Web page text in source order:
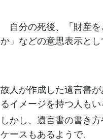
自分の死後、「財産
か」などの意思表示と
故人が作成した遺言書
るイメージを持つ人もい
しかし、遺言書の書き
ケースもあるようで、